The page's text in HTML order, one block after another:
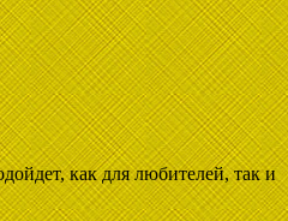
как для любителей, так и